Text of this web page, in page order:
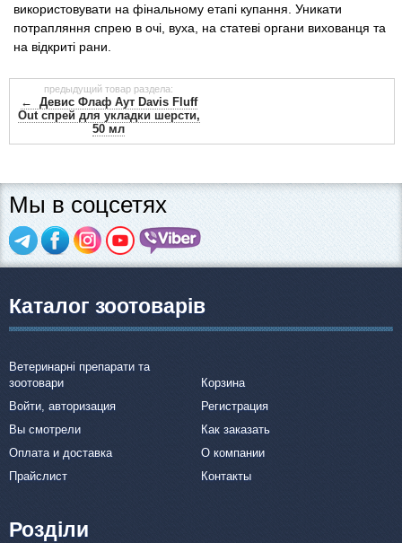
використовувати на фінальному етапі купання. Уникати
потрапляння спрею в очі, вуха, на статеві органи вихованця та
на відкриті рани.
предыдущий товар раздела:
← Девис Флаф Аут Davis Fluff
Out спрей для укладки шерсти,
50 мл
Мы в соцсетях
Каталог зоотоварів
Ветеринарні препарати та
зоотовари
Корзина
Войти, авторизация
Регистрация
Вы смотрели
Как заказать
Оплата и доставка
О компании
Прайслист
Контакты
Розділи